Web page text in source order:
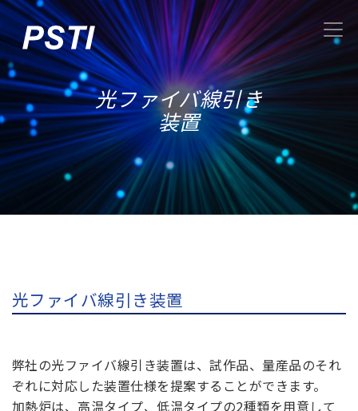
光ファイバ線引き
装置
光ファイバ線引き装置
弊社の光ファイバ線引き装置は、試作品、量産品のそれ
ぞれに対応した装置仕様を提案することができます。
加熱炉は、高温タイプ、低温タイプの2種類を用意して